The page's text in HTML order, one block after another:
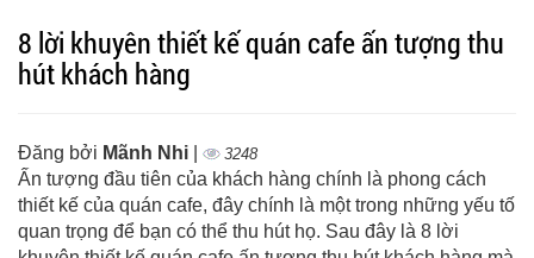
8 lời khuyên thiết kế quán cafe ấn tượng thu
hút khách hàng
Đăng bởi Mãnh Nhi 3248
Ấn tượng đầu tiên của khách hàng chính là phong cách
thiết kế của quán cafe, đây chính là một trong những yếu tố
quan trọng để bạn có thể thu hút họ. Sau đây là 8 lời